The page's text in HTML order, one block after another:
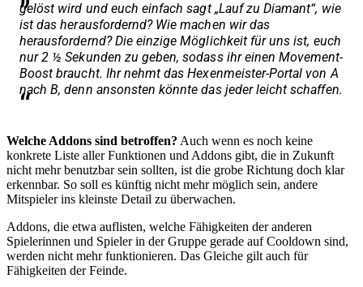
gelöst wird und euch einfach sagt „Lauf zu Diamant“, wie
ist das herausfordernd? Wie machen wir das
herausfordernd? Die einzige Möglichkeit für uns ist, euch
nur 2 ½ Sekunden zu geben, sodass ihr einen Movement-
Boost braucht. Ihr nehmt das Hexenmeister-Portal von A
nach B, denn ansonsten könnte das jeder leicht schaffen.
Welche Addons sind betroffen? Auch wenn es noch keine
konkrete Liste aller Funktionen und Addons gibt, die in Zukunft
nicht mehr benutzbar sein sollten, ist die grobe Richtung doch klar
erkennbar. So soll es künftig nicht mehr möglich sein, andere
Mitspieler ins kleinste Detail zu überwachen.
Addons, die etwa auflisten, welche Fähigkeiten der anderen
Spielerinnen und Spieler in der Gruppe gerade auf Cooldown sind,
werden nicht mehr funktionieren. Das Gleiche gilt auch für
Fähigkeiten der Feinde.